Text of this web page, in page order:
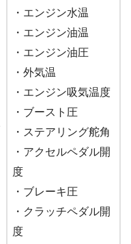
・エンジン水温
・エンジン油温
・エンジン油圧
・外気温
・エンジン吸気温度
・ブースト圧
・ステアリング舵角
・アクセルペダル開
度
・ブレーキ圧
・クラッチペダル開
度